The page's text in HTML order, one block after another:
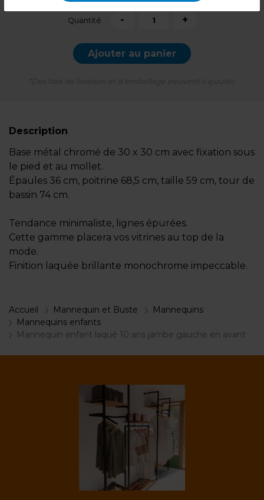
Quantité - +
Ajouter au panier
Description
Base métal chromé de 30 x 30 cm avec fixation sous
le pied et au mollet.
Épaules 36 cm, poitrine 68,5 cm, taille 59 cm, tour de
bassin 74 cm.
Tendance minimaliste, lignes épurées.
Cette gamme placera vos vitrines au top de la
mode.
Finition laquée brillante monochrome impeccable.
Accueil Mannequin et Buste
Mannequins
Mannequins enfants
Mannequin enfant laqué 10 ans jambe gauche en avant